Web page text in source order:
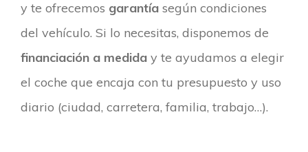
y te ofrecemos garantía según condiciones
del vehículo. Si lo necesitas, disponemos de
financiación a medida y te ayudamos a elegir
el coche que encaja con tu presupuesto y uso
diario (ciudad, carretera, familia, trabajo…).